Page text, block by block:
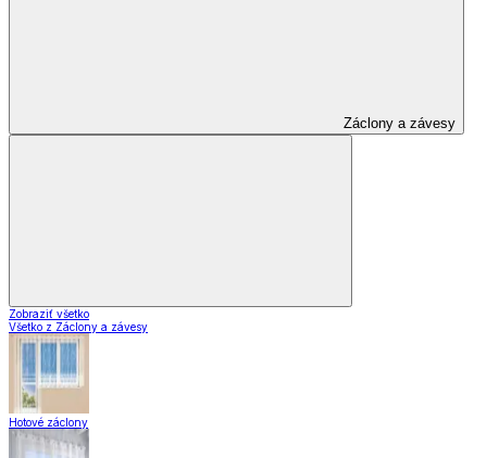
Záclony a závesy
Zobraziť všetko
Všetko z Záclony a závesy
Hotové záclony